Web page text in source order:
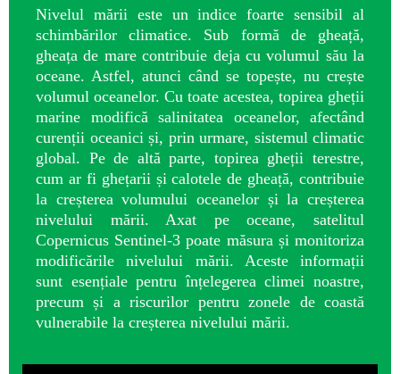
Nivelul mării este un indice foarte sensibil al
schimbărilor climatice. Sub formă de gheață,
gheața de mare contribuie deja cu volumul său la
oceane. Astfel, atunci când se topește, nu crește
volumul oceanelor. Cu toate acestea, topirea gheții
marine modifică salinitatea oceanelor, afectând
curenții oceanici și, prin urmare, sistemul climatic
global. Pe de altă parte, topirea gheții terestre,
cum ar fi ghețarii și calotele de gheață, contribuie
la creșterea volumului oceanelor și la creșterea
nivelului mării. Axat pe oceane, satelitul
Copernicus Sentinel-3 poate măsura și monitoriza
modificările nivelului mării. Aceste informații
sunt esențiale pentru înțelegerea climei noastre,
precum și a riscurilor pentru zonele de coastă
vulnerabile la creșterea nivelului mării.